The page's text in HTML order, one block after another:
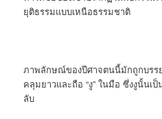
ยุติธรรมแบบเหนือธรรมชาติ
ภาพลักษณ์ของปีศาจตนนี้มักถูกบรรย
คลุมยาวและถือ “งู” ในมือ ซึ่งงูนั้น
ลับ